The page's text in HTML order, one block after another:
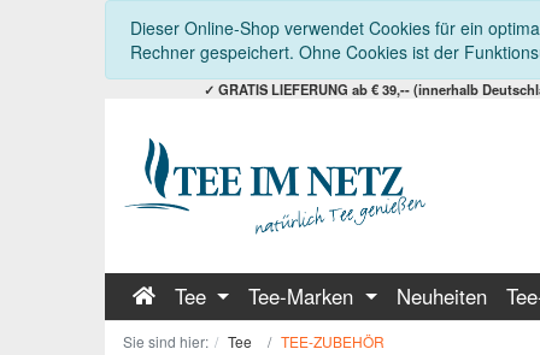
Dieser Online-Shop verwendet Cookies für ein
Rechner gespeichert. Ohne Cookies ist der
✓ GRATIS LIEFERUNG ab € 39,-- (innerhalb
Tee Tee-Marken Neuheiten
Sie sind hier: Tee TEE-ZUBEHÖR